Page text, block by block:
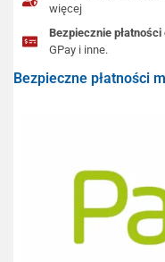
więcej
Bezpiecznie płatności
GPay i inne.
Bezpieczne płatności